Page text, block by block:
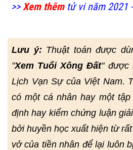
>>Xem thêmtử vi năm 2021
Lưu ý: Thuật toán được
"Xem Tuổi Xông Đất" được
Lịch Vạn Sự của Việt Nam.
có một cá nhân hay một
định hay kiểm chứng luận
bởi huyền học xuất hiện từ
vở của tiền nhân để lại luôn